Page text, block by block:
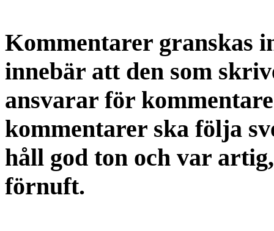
Kommentarer granskas
innebär att den som
ansvarar för
kommentarer ska följa
håll god ton och var
förnuft.